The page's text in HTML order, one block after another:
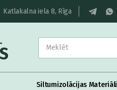
Katlakalna iela 8, Rīga
Siltumizolācijas Materiāli